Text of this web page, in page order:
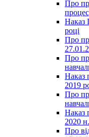
Про
Наказ
році
Про
Про
Наказ
2019
Про
Наказ
2020
Про